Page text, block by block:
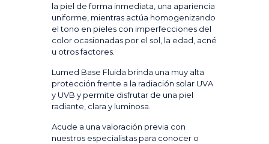
la piel de forma inmediata, una apariencia
uniforme, mientras actúa homogenizando
el tono en pieles con imperfecciones del
color ocasionadas por el sol, la edad, acné
u otros factores.
Lumed Base Fluida brinda una muy alta
protección frente a la radiación solar UVA
y UVB y permite disfrutar de una piel
radiante, clara y luminosa.
Acude a una valoración previa con
nuestros especialistas para conocer o